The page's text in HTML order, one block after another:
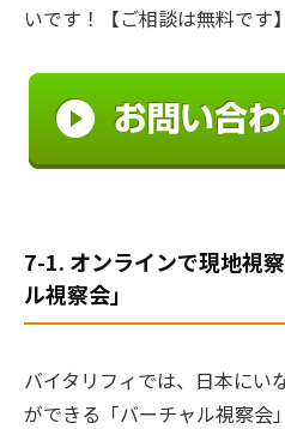
いです！【ご相談は無料です】
7-1. オンラインで現地視
ル視察会」
バイタリフィでは、日本にい
ができる「バーチャル視察会